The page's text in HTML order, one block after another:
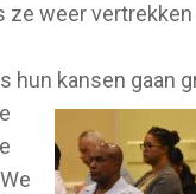
ze weer
kansen gaan